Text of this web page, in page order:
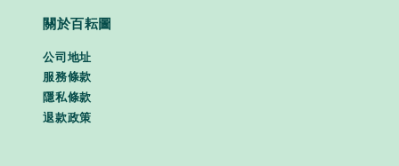
關於百耘圖
公司地址
服務條款
隱私條款
退款政策